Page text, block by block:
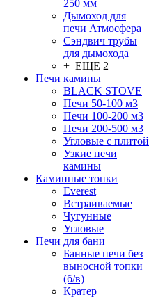
250 мм
Дымоход для
печи Атмосфера
Сэндвич трубы
для дымохода
+ ЕЩЕ 2
Печи камины
BLACK STOVE
Печи 50-100 м3
Печи 100-200 м3
Печи 200-500 м3
Угловые с плитой
Узкие печи
камины
Каминные топки
Everest
Встраиваемые
Чугунные
Угловые
Печи для бани
Банные печи без
выносной топки
(б/в)
Кратер